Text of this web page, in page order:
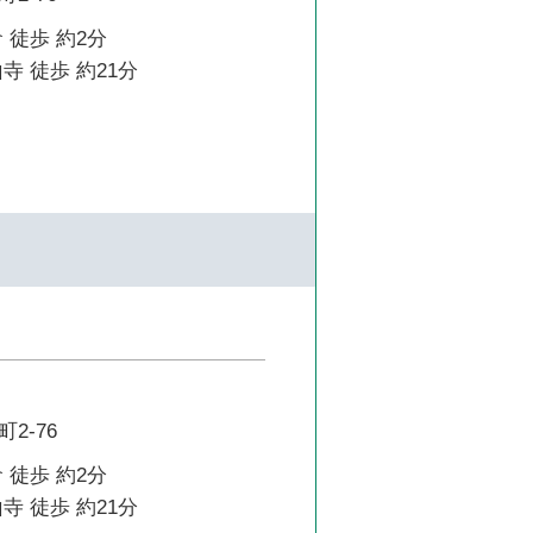
徒歩 約2分
徒歩 約21分
2-76
徒歩 約2分
徒歩 約21分